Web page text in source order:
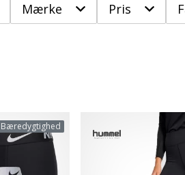
Mærke Pris
Bæredygtighed